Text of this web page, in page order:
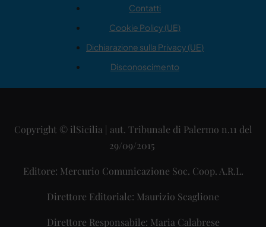
Contatti
Cookie Policy (UE)
Dichiarazione sulla Privacy (UE)
Disconoscimento
Copyright © ilSicilia | aut. Tribunale di Palermo n.11 del
29/09/2015
Editore: Mercurio Comunicazione Soc. Coop. A.R.L.
Direttore Editoriale: Maurizio Scaglione
Direttore Responsabile: Maria Calabrese